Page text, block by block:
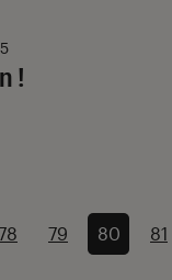
!
79 80 81